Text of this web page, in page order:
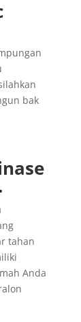
bak
tahan
Anda